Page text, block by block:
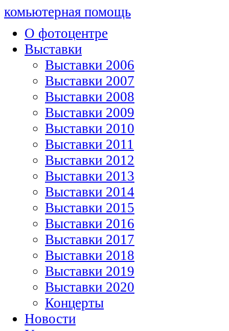
комьютерная помощь
О фотоцентре
Выставки
Выставки 2006
Выставки 2007
Выставки 2008
Выставки 2009
Выставки 2010
Выставки 2011
Выставки 2012
Выставки 2013
Выставки 2014
Выставки 2015
Выставки 2016
Выставки 2017
Выставки 2018
Выставки 2019
Выставки 2020
Концерты
Новости